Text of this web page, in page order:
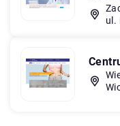
ul.